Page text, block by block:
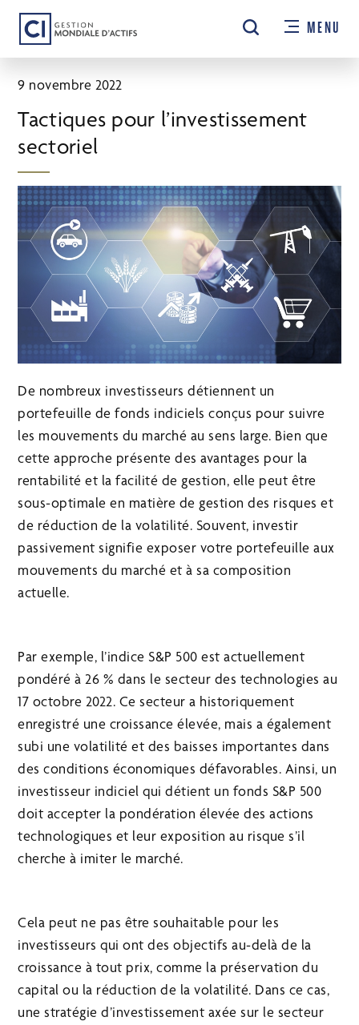
Passer
contenu
principal
MENU
9 novembre 2022
Tactiques pour l’investissement
sectoriel
De nombreux investisseurs détiennent un
portefeuille de fonds indiciels conçus pour suivre
les mouvements du marché au sens large. Bien que
cette approche présente des avantages pour la
rentabilité et la facilité de gestion, elle peut être
sous-optimale en matière de gestion des risques et
de réduction de la volatilité. Souvent, investir
passivement signifie exposer votre portefeuille aux
mouvements du marché et à sa composition
actuelle.
Par exemple, l’indice S&P 500 est actuellement
pondéré à 26 % dans le secteur des technologies au
17 octobre 2022. Ce secteur a historiquement
enregistré une croissance élevée, mais a également
subi une volatilité et des baisses importantes dans
des conditions économiques défavorables. Ainsi, un
investisseur indiciel qui détient un fonds S&P 500
doit accepter la pondération élevée des actions
technologiques et leur exposition au risque s’il
cherche à imiter le marché.
Cela peut ne pas être souhaitable pour les
investisseurs qui ont des objectifs au-delà de la
croissance à tout prix, comme la préservation du
capital ou la réduction de la volatilité. Dans ce cas,
une stratégie d’investissement axée sur le secteur